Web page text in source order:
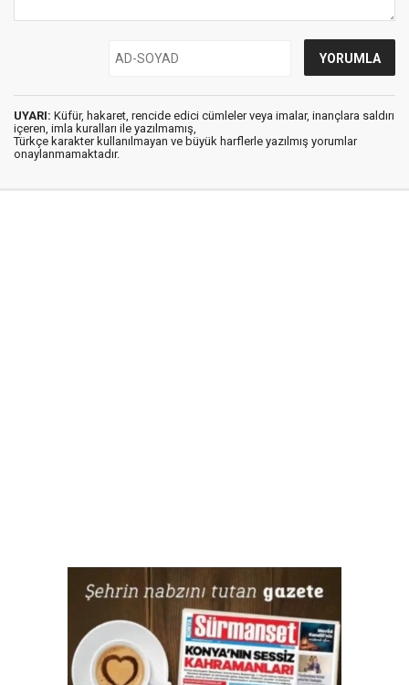
UYARI: Küfür, hakaret, rencide edici cümleler veya imalar, inançlara saldırı
içeren, imla kuralları ile yazılmamış,
Türkçe karakter kullanılmayan ve büyük harflerle yazılmış yorumlar
onaylanmamaktadır.